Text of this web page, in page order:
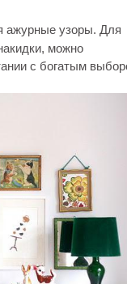
ажурные узоры. Для
можно
с богатым